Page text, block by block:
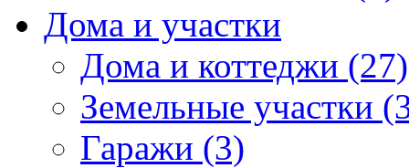
Дома и участки
Дома и коттеджи (27)
Земельные участки
Гаражи (3)